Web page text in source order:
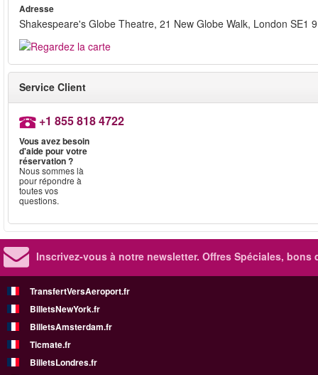
Adresse
Shakespeare's Globe Theatre, 21 New Globe Walk, London SE1
Service Client
+1 855 818 4722
Vous avez besoin
d'aide pour votre
réservation ?
Nous sommes là
pour répondre à
toutes vos
questions.
Inscrivez-vous à notre newsletter. Offres Spéciales, bons
TransfertVersAeroport.fr
BilletsNewYork.fr
BilletsAmsterdam.fr
Ticmate.fr
BilletsLondres.fr